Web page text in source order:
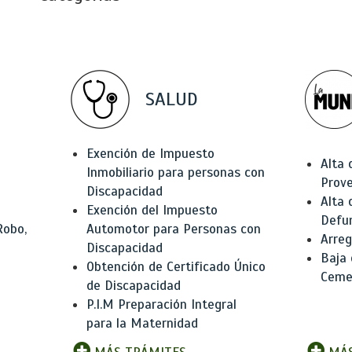
SALUD
Exención de Impuesto
Inmobiliario para personas con
Discapacidad
Exención del Impuesto
Automotor para Personas con
Discapacidad
Obtención de Certificado Único
de Discapacidad
P.I.M Preparación Integral
para la Maternidad
Alta
Alta
Baja